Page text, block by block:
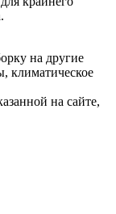
на другие
климатическое
на сайте,